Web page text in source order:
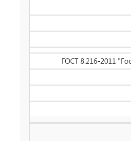
ГОСТ 8.216-2011